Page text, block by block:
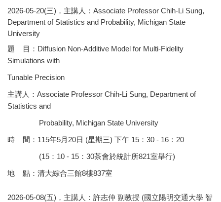
2026-05-20(三)，主講人：Associate Professor Chih-Li Sung,
Department of Statistics and Probability, Michigan State
University
題 目：Diffusion Non-Additive Model for Multi-Fidelity
Simulations with
Tunable Precision
主講人：Associate Professor Chih-Li Sung, Department of
Statistics and
Probability, Michigan State University
時 間：115年5月20日 (星期三) 下午 15：30 - 16：20
(15：10 - 15：30茶會於統計所821室舉行)
地 點：清大綜合三館8樓837室
2026-05-08(五)，主講人：許志仲 副教授 (國立陽明交通大學 智